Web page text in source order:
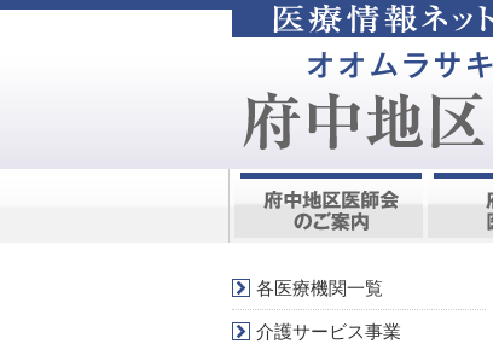
各医療機関一覧
介護サービス事業